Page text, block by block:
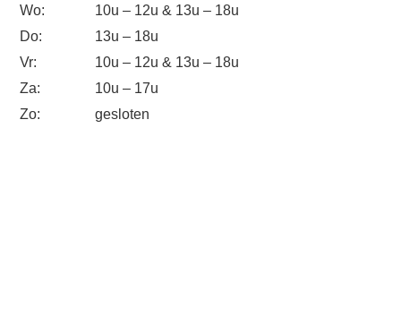
Wo:
10u – 12u & 13u – 18u
Do:
13u – 18u
Vr:
10u – 12u & 13u – 18u
Za:
10u – 17u
Zo:
gesloten